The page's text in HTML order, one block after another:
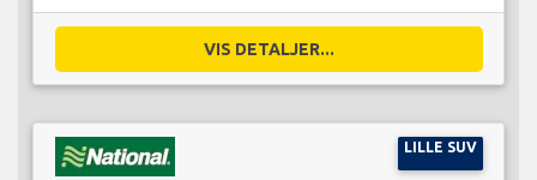
VIS DETALJER...
LILLE SUV